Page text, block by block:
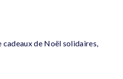
cadeaux de Noël solidaires,